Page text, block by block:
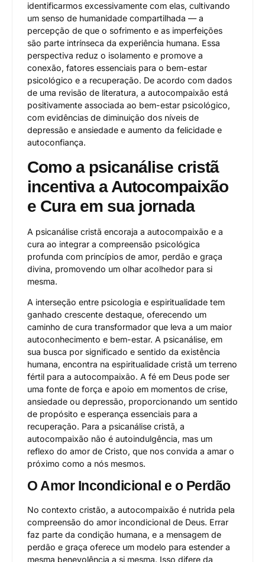
identificarmos excessivamente com elas, cultivando
um senso de humanidade compartilhada — a
percepção de que o sofrimento e as imperfeições
são parte intrínseca da experiência humana. Essa
perspectiva reduz o isolamento e promove a
conexão, fatores essenciais para o bem-estar
psicológico e a recuperação. De acordo com dados
de uma revisão de literatura, a autocompaixão está
positivamente associada ao bem-estar psicológico,
com evidências de diminuição dos níveis de
depressão e ansiedade e aumento da felicidade e
autoconfiança.
Como a psicanálise cristã
incentiva a Autocompaixão
e Cura em sua jornada
A psicanálise cristã encoraja a autocompaixão e a
cura ao integrar a compreensão psicológica
profunda com princípios de amor, perdão e graça
divina, promovendo um olhar acolhedor para si
mesma.
A interseção entre psicologia e espiritualidade tem
ganhado crescente destaque, oferecendo um
caminho de cura transformador que leva a um maior
autoconhecimento e bem-estar. A psicanálise, em
sua busca por significado e sentido da existência
humana, encontra na espiritualidade cristã um terreno
fértil para a autocompaixão. A fé em Deus pode ser
uma fonte de força e apoio em momentos de crise,
ansiedade ou depressão, proporcionando um sentido
de propósito e esperança essenciais para a
recuperação. Para a psicanálise cristã, a
autocompaixão não é autoindulgência, mas um
reflexo do amor de Cristo, que nos convida a amar o
próximo como a nós mesmos.
O Amor Incondicional e o Perdão
No contexto cristão, a autocompaixão é nutrida pela
compreensão do amor incondicional de Deus. Errar
faz parte da condição humana, e a mensagem de
perdão e graça oferece um modelo para estender a
mesma benevolência a si mesma. Isso difere da